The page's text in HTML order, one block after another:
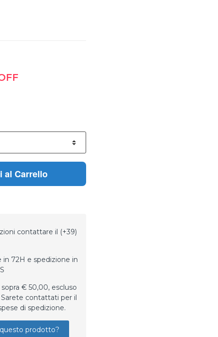
Carrello
contattare il (+39)
72H e spedizione in
€ 50,00, escluso
contattati per il
di spedizione.
prodotto?